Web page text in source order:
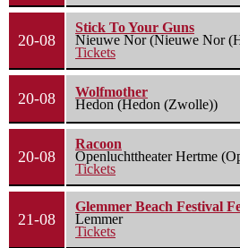
20-08
Stick To Your Guns
Nieuwe Nor (Nieuwe Nor
Tickets
20-08
Wolfmother
Hedon (Hedon (Zwolle))
20-08
Racoon
Openluchttheater Hertme
Tickets
21-08
Glemmer Beach Festival
Lemmer
Tickets